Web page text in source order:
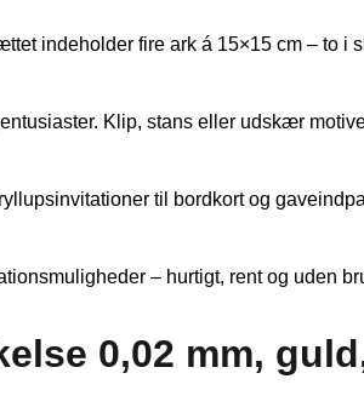
indeholder fire ark á 15×15 cm – to i
Klip, stans eller udskær
til bordkort og
– hurtigt, rent og uden
0,02 mm,